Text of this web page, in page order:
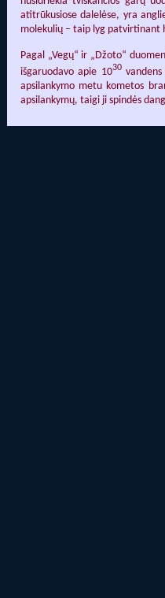
atitrūkusiose dalelėse, yra
molekulių – taip lyg patvirtinant
Pagal „Vegų“ ir „Džoto“
išgaruodavo apie 1030vandens
apsilankymo metu kometos
apsilankymų, taigi ji spindės